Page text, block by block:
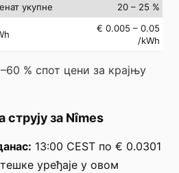
укупне
20 – 25 %
€ 0.005 – 0.05
/kWh
% спот цени за крајњу
за Nîmes
13:00 CEST по € 0.0301
уређаје у овом